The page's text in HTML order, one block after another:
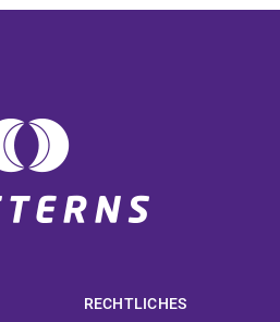
RECHTLICHES